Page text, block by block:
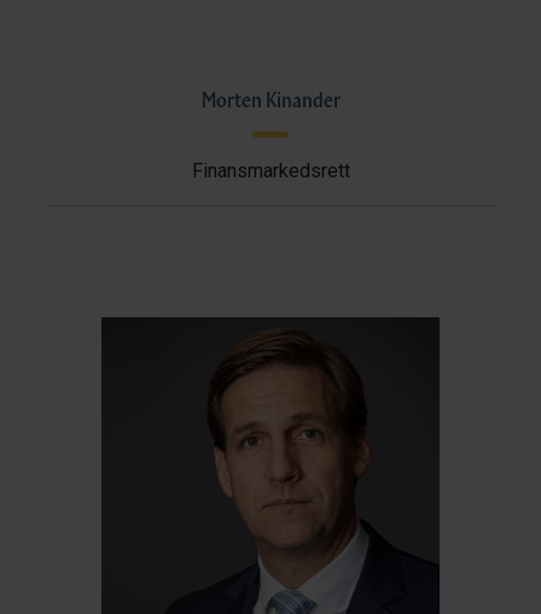
Morten Kinander
Finansmarkedsrett